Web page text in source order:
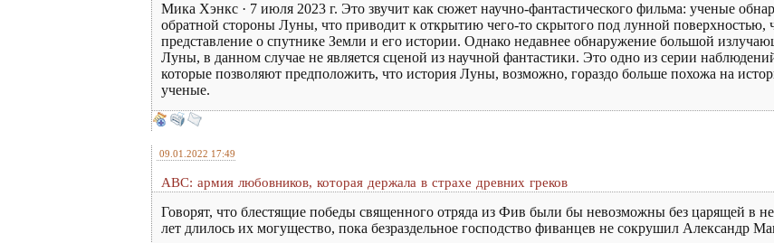
Мика Хэнкс · 7 июля 2023 г. Это звучит как сюжет научно-фантастического фильма: ученые
обратной стороны Луны, что приводит к открытию чего-то скрытого под лунной поверхностью,
представление о спутнике Земли и его истории. Однако недавнее обнаружение большой
Луны, в данном случае не является сценой из научной фантастики. Это одно из серии
которые позволяют предположить, что история Луны, возможно, гораздо больше похожа на
ученые.
09.01.2022 17:49
ABC: армия любовников, которая держала в страхе древних греков
Говорят, что блестящие победы священного отряда из Фив были бы невозможны без царящей в
лет длилось их могущество, пока безраздельное господство фиванцев не сокрушил Александр